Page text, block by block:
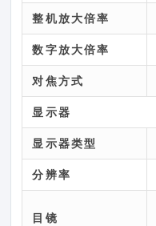
整机放大倍率
数字放大倍率
对焦方式
显示器
显示器类型
分辨率
目镜